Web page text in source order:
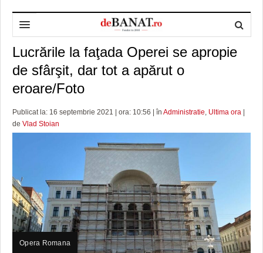
HOME
DESPRE NOI
POLITICA DE COOKIES
POLITICA DE CONFIDENȚIALITATE
ADMINISTRAȚIE
CONSILIUL JUDEŢEAN TIMIŞ
PREFECTURA TIMIŞ
POLITICA
SPORT
POLI TIMISOARA
ALTE SPORTURI
ETICA LUCIDITĂȚII ASISTATE
JURNAL DE CAMPANIE
ZÂMBETE AMARE
TIMP LIBER
ULTRAMARIN VA RECOMANDA
CULTURA
ECONOMIC
AFACERI
SĂNĂTATE
MAI MULTE
Lucrările la faţada Operei se apropie
de sfârşit, dar tot a apărut o
eroare/Foto
Publicat la: 16 septembrie 2021 | ora: 10:56 | în Administratie, Ultima ora
de Vlad Stoian
Opera Romana